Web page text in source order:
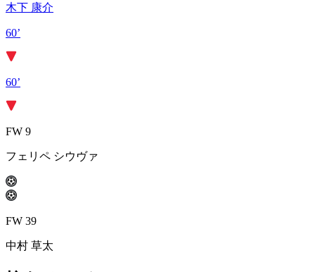
木下 康介
60’
60’
FW 9
フェリペ シウヴァ
FW 39
中村 草太